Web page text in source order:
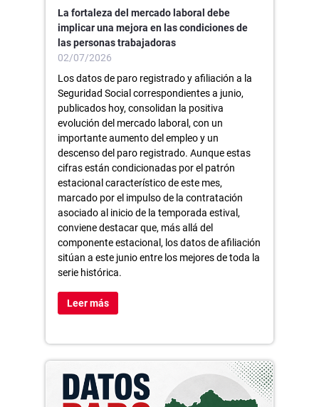
La fortaleza del mercado laboral debe
implicar una mejora en las condiciones de
las personas trabajadoras
02/07/2026
Los datos de paro registrado y afiliación a la
Seguridad Social correspondientes a junio,
publicados hoy, consolidan la positiva
evolución del mercado laboral, con un
importante aumento del empleo y un
descenso del paro registrado. Aunque estas
cifras están condicionadas por el patrón
estacional característico de este mes,
marcado por el impulso de la contratación
asociado al inicio de la temporada estival,
conviene destacar que, más allá del
componente estacional, los datos de afiliación
sitúan a este junio entre los mejores de toda la
serie histórica.
Leer más